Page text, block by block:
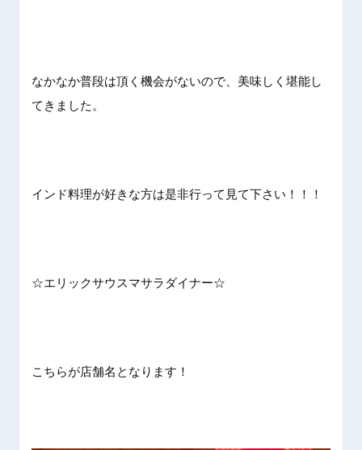
なかなか普段は頂く機会がないので、美味しく堪能し
てきました。
インド料理が好きな方は是非行って見て下さい！！！
☆エリックサウスマサラダイナー☆
こちらが店舗名となります！